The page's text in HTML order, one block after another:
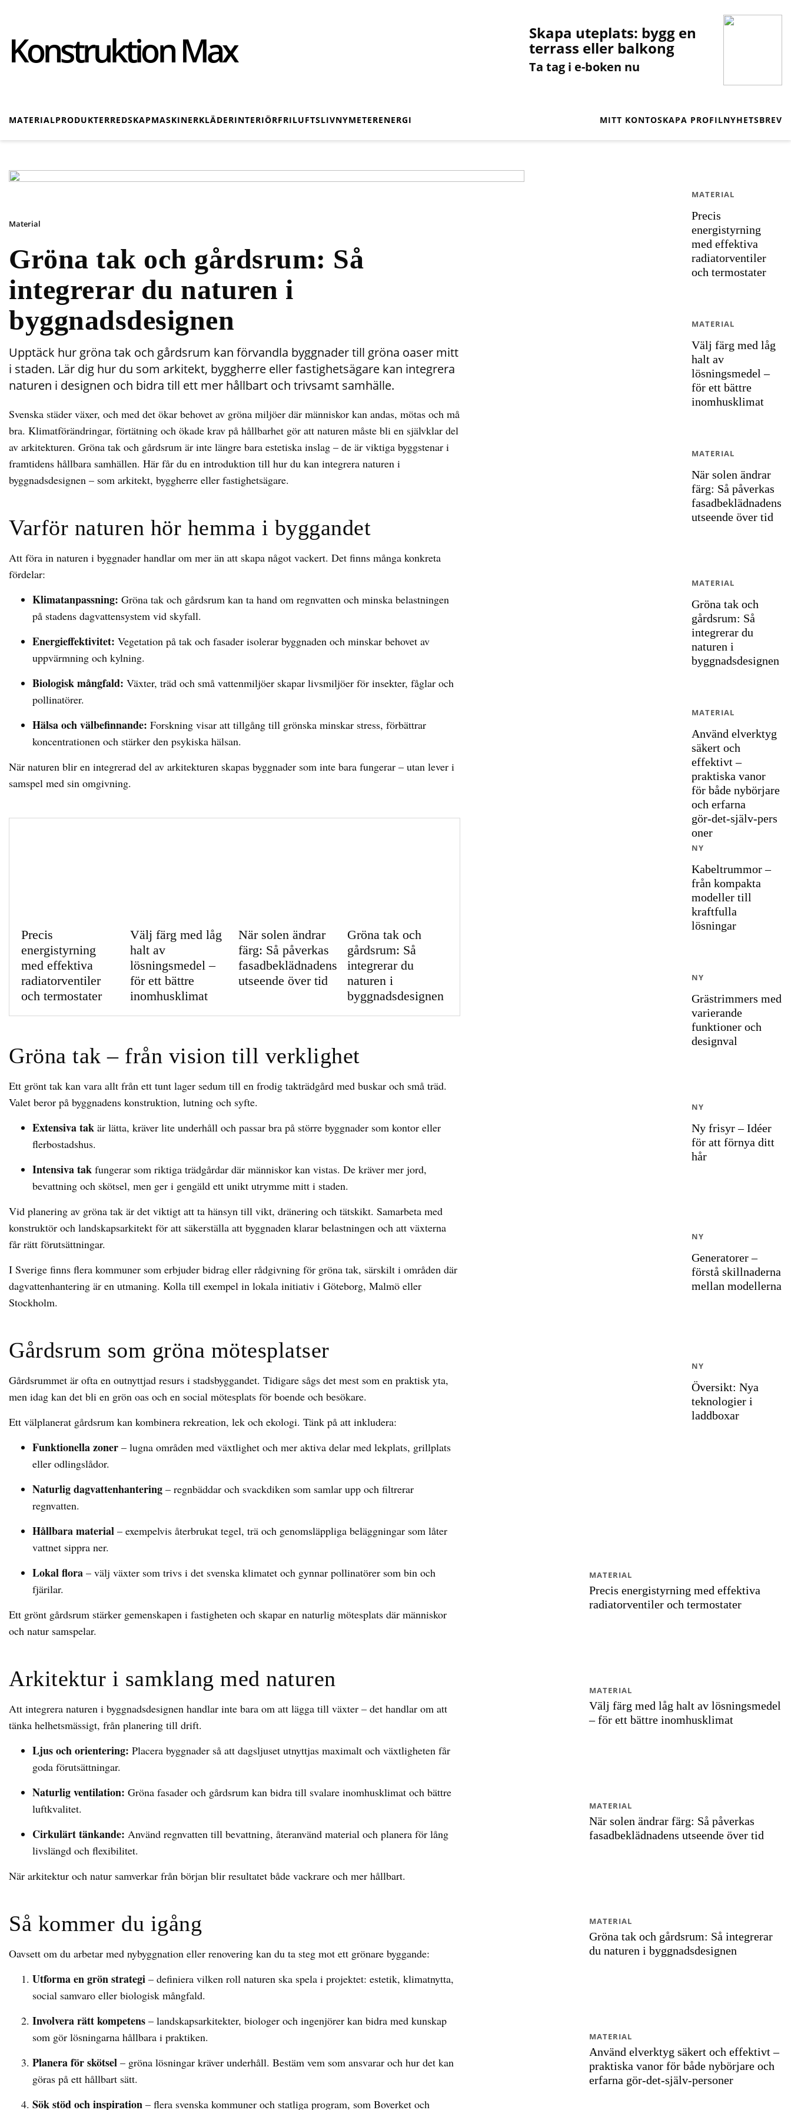
Konstruktion Max Skapa uteplats: bygg en
terrass eller balkong
Ta tag i e-boken nu
MATERIALPRODUKTERREDSKAPMASKINERKLÄDERINTERIÖRFRILUFTSLIVNYMETERENERGI MITT KONTOSKAPA PROFILNYHETSBREV
Gröna tak och gårdsrum: Så
integrerar du naturen i
byggnadsdesignen
Material
Upptäck hur gröna tak och gårdsrum kan förvandla byggnader till gröna oaser mitt
i staden. Lär dig hur du som arkitekt, byggherre eller fastighetsägare kan integrera
naturen i designen och bidra till ett mer hållbart och trivsamt samhälle.
Svenska städer växer, och med det ökar behovet av gröna miljöer där människor kan andas, mötas och må
bra. Klimatförändringar, förtätning och ökade krav på hållbarhet gör att naturen måste bli en självklar del
av arkitekturen. Gröna tak och gårdsrum är inte längre bara estetiska inslag – de är viktiga byggstenar i
framtidens hållbara samhällen. Här får du en introduktion till hur du kan integrera naturen i
byggnadsdesignen – som arkitekt, byggherre eller fastighetsägare.
Varför naturen hör hemma i byggandet
Att föra in naturen i byggnader handlar om mer än att skapa något vackert. Det finns många konkreta
fördelar:
Klimatanpassning: Gröna tak och gårdsrum kan ta hand om regnvatten och minska belastningen
på stadens dagvattensystem vid skyfall.
Energieffektivitet: Vegetation på tak och fasader isolerar byggnaden och minskar behovet av
uppvärmning och kylning.
Biologisk mångfald: Växter, träd och små vattenmiljöer skapar livsmiljöer för insekter, fåglar och
pollinatörer.
Hälsa och välbefinnande: Forskning visar att tillgång till grönska minskar stress, förbättrar
koncentrationen och stärker den psykiska hälsan.
När naturen blir en integrerad del av arkitekturen skapas byggnader som inte bara fungerar – utan lever i
samspel med sin omgivning.
Precis
energistyrning
med effektiva
radiatorventiler
och termostater
Välj färg med låg
halt av
lösningsmedel –
för ett bättre
inomhusklimat
När solen ändrar
färg: Så påverkas
fasadbeklädnadens
utseende över tid
Gröna tak och
gårdsrum: Så
integrerar du
naturen i
byggnadsdesignen
Gröna tak – från vision till verklighet
Ett grönt tak kan vara allt från ett tunt lager sedum till en frodig takträdgård med buskar och små träd.
Valet beror på byggnadens konstruktion, lutning och syfte.
Extensiva tak är lätta, kräver lite underhåll och passar bra på större byggnader som kontor eller
flerbostadshus.
Intensiva tak fungerar som riktiga trädgårdar där människor kan vistas. De kräver mer jord,
bevattning och skötsel, men ger i gengäld ett unikt utrymme mitt i staden.
Vid planering av gröna tak är det viktigt att ta hänsyn till vikt, dränering och tätskikt. Samarbeta med
konstruktör och landskapsarkitekt för att säkerställa att byggnaden klarar belastningen och att växterna
får rätt förutsättningar.
I Sverige finns flera kommuner som erbjuder bidrag eller rådgivning för gröna tak, särskilt i områden där
dagvattenhantering är en utmaning. Kolla till exempel in lokala initiativ i Göteborg, Malmö eller
Stockholm.
Gårdsrum som gröna mötesplatser
Gårdsrummet är ofta en outnyttjad resurs i stadsbyggandet. Tidigare sågs det mest som en praktisk yta,
men idag kan det bli en grön oas och en social mötesplats för boende och besökare.
Ett välplanerat gårdsrum kan kombinera rekreation, lek och ekologi. Tänk på att inkludera:
Funktionella zoner – lugna områden med växtlighet och mer aktiva delar med lekplats, grillplats
eller odlingslådor.
Naturlig dagvattenhantering – regnbäddar och svackdiken som samlar upp och filtrerar
regnvatten.
Hållbara material – exempelvis återbrukat tegel, trä och genomsläppliga beläggningar som låter
vattnet sippra ner.
Lokal flora – välj växter som trivs i det svenska klimatet och gynnar pollinatörer som bin och
fjärilar.
Ett grönt gårdsrum stärker gemenskapen i fastigheten och skapar en naturlig mötesplats där människor
och natur samspelar.
Arkitektur i samklang med naturen
Att integrera naturen i byggnadsdesignen handlar inte bara om att lägga till växter – det handlar om att
tänka helhetsmässigt, från planering till drift.
Ljus och orientering: Placera byggnader så att dagsljuset utnyttjas maximalt och växtligheten får
goda förutsättningar.
Naturlig ventilation: Gröna fasader och gårdsrum kan bidra till svalare inomhusklimat och bättre
luftkvalitet.
Cirkulärt tänkande: Använd regnvatten till bevattning, återanvänd material och planera för lång
livslängd och flexibilitet.
När arkitektur och natur samverkar från början blir resultatet både vackrare och mer hållbart.
Så kommer du igång
Oavsett om du arbetar med nybyggnation eller renovering kan du ta steg mot ett grönare byggande:
Utforma en grön strategi – definiera vilken roll naturen ska spela i projektet: estetik, klimatnytta,
social samvaro eller biologisk mångfald.
Involvera rätt kompetens – landskapsarkitekter, biologer och ingenjörer kan bidra med kunskap
som gör lösningarna hållbara i praktiken.
Planera för skötsel – gröna lösningar kräver underhåll. Bestäm vem som ansvarar och hur det kan
göras på ett hållbart sätt.
Sök stöd och inspiration – flera svenska kommuner och statliga program, som Boverket och
Precis
energistyrning
med effektiva
radiatorventiler
och termostater
MATERIAL
Välj färg med låg
halt av
lösningsmedel –
för ett bättre
inomhusklimat
MATERIAL
När solen ändrar
färg: Så påverkas
fasadbeklädnadens
utseende över tid
MATERIAL
Gröna tak och
gårdsrum: Så
integrerar du
naturen i
byggnadsdesignen
MATERIAL
Använd elverktyg
säkert och
effektivt –
praktiska vanor
för både nybörjare
och erfarna
gör‑det‑själv‑pers
oner
MATERIAL
Kabeltrummor –
från kompakta
modeller till
kraftfulla
lösningar
NY
Grästrimmers med
varierande
funktioner och
designval
NY
Ny frisyr – Idéer
för att förnya ditt
hår
NY
Generatorer –
förstå skillnaderna
mellan modellerna
NY
Översikt: Nya
teknologier i
laddboxar
NY
Precis energistyrning med effektiva
radiatorventiler och termostater
MATERIAL
Välj färg med låg halt av lösningsmedel
– för ett bättre inomhusklimat
MATERIAL
När solen ändrar färg: Så påverkas
fasadbeklädnadens utseende över tid
MATERIAL
Gröna tak och gårdsrum: Så integrerar
du naturen i byggnadsdesignen
MATERIAL
Använd elverktyg säkert och effektivt –
praktiska vanor för både nybörjare och
erfarna gör‑det‑själv‑personer
MATERIAL